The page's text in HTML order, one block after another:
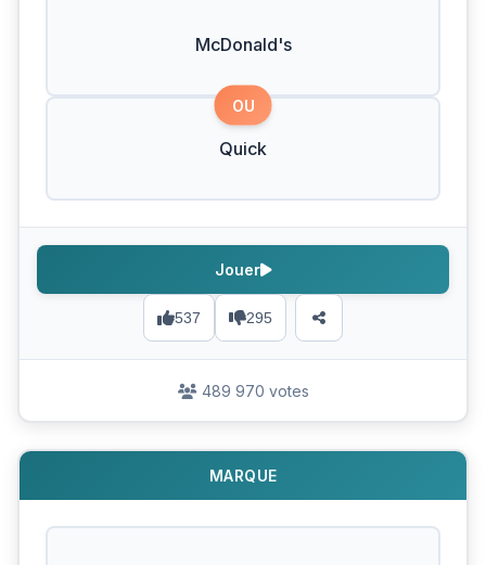
McDonald's
OU
Quick
537 295
Jouer
489 970 votes
MARQUE